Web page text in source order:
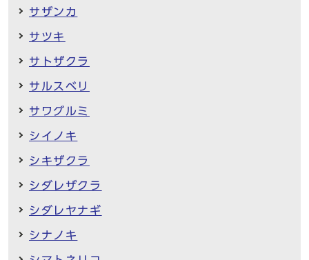
サザンカ
サツキ
サトザクラ
サルスベリ
サワグルミ
シイノキ
シキザクラ
シダレザクラ
シダレヤナギ
シナノキ